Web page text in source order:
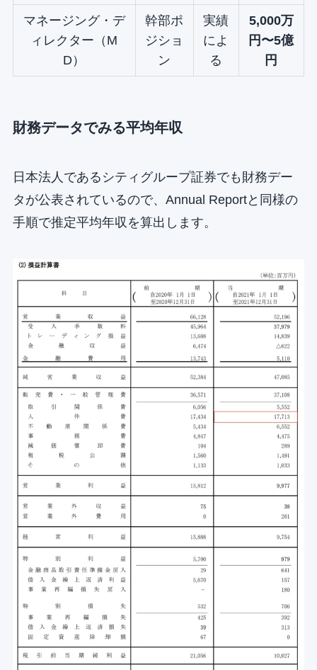
マネージング・デ
ィレクター（M
D）
幹部ポ
ジショ
ン
実績
によ
る
5,000万
円〜5億
円
財務データでみる平均年収
日本法人であるシティグループ証券でも財務デー
タが公表されているので、Annual Reportと同様の
手順で推定平均年収を算出します。